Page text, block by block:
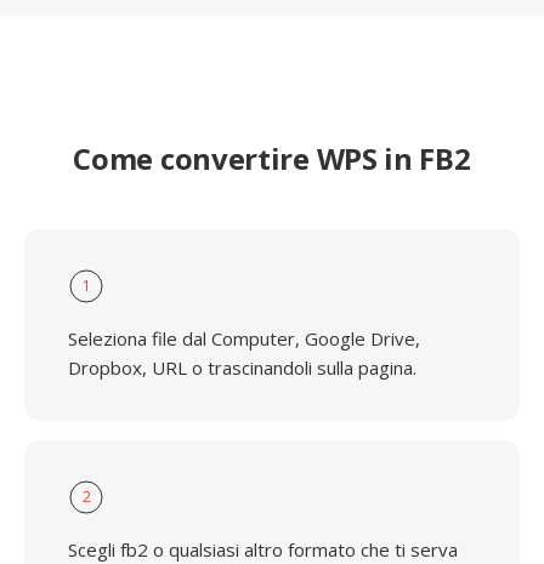
Come convertire WPS in FB2
1
Seleziona file dal Computer, Google Drive,
Dropbox, URL o trascinandoli sulla pagina.
2
Scegli fb2 o qualsiasi altro formato che ti serva